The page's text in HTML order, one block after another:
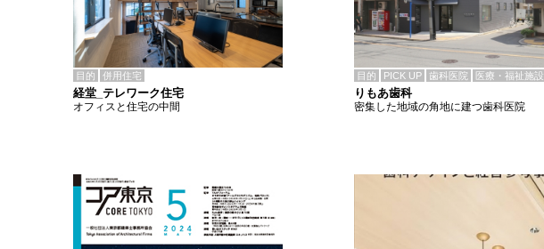
目的 併用住宅
経堂_テレワーク住宅
オフィスと住宅の中間
目的 PICK UP 歯科医院 医療・福祉施設
りもあ歯科
密集した地域の角地に建つ歯科医院